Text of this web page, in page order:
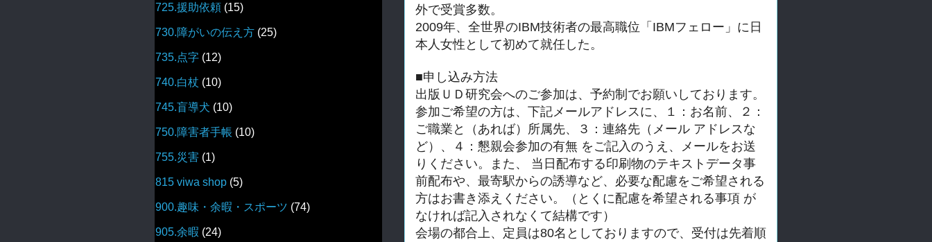
外で受賞多数。
2009年、全世界のIBM技術者の最高職位「IBMフェロー」 に日
本人女性として初めて就任した。
■申し込み方法
出版ＵＤ研究会へのご参加は、予約制でお願いしております。
参加ご希望の方は、下記メールアドレスに、１：お名前、２：
ご職業と（あれば）所属先、３：連絡先（メール アドレスな
ど）、４：懇親会参加の有無 をご記入のうえ、メールをお送
りください。
また、 当日配布する印刷物のテキストデータ事
前配布や、 最寄駅からの誘導な ど、必要な配慮をご希望される
方はお書き添えください。（ とくに配慮を希望さ れる事項 が
なければ記入されなくて結構です）
会場の都合上、定員は80名としておりますので、 受付は先着順
725.援助依頼 (15)
730.障がいの伝え方 (25)
735.点字 (12)
740.白杖 (10)
745.盲導犬 (10)
750.障害者手帳 (10)
755.災害 (1)
815 viwa shop (5)
900.趣味・余暇・スポーツ (74)
905.余暇 (24)